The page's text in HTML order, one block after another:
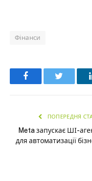
Фінанси
Facebook
ПОПЕРЕДНЯ
Meta запускає ШІ-
для автоматизації